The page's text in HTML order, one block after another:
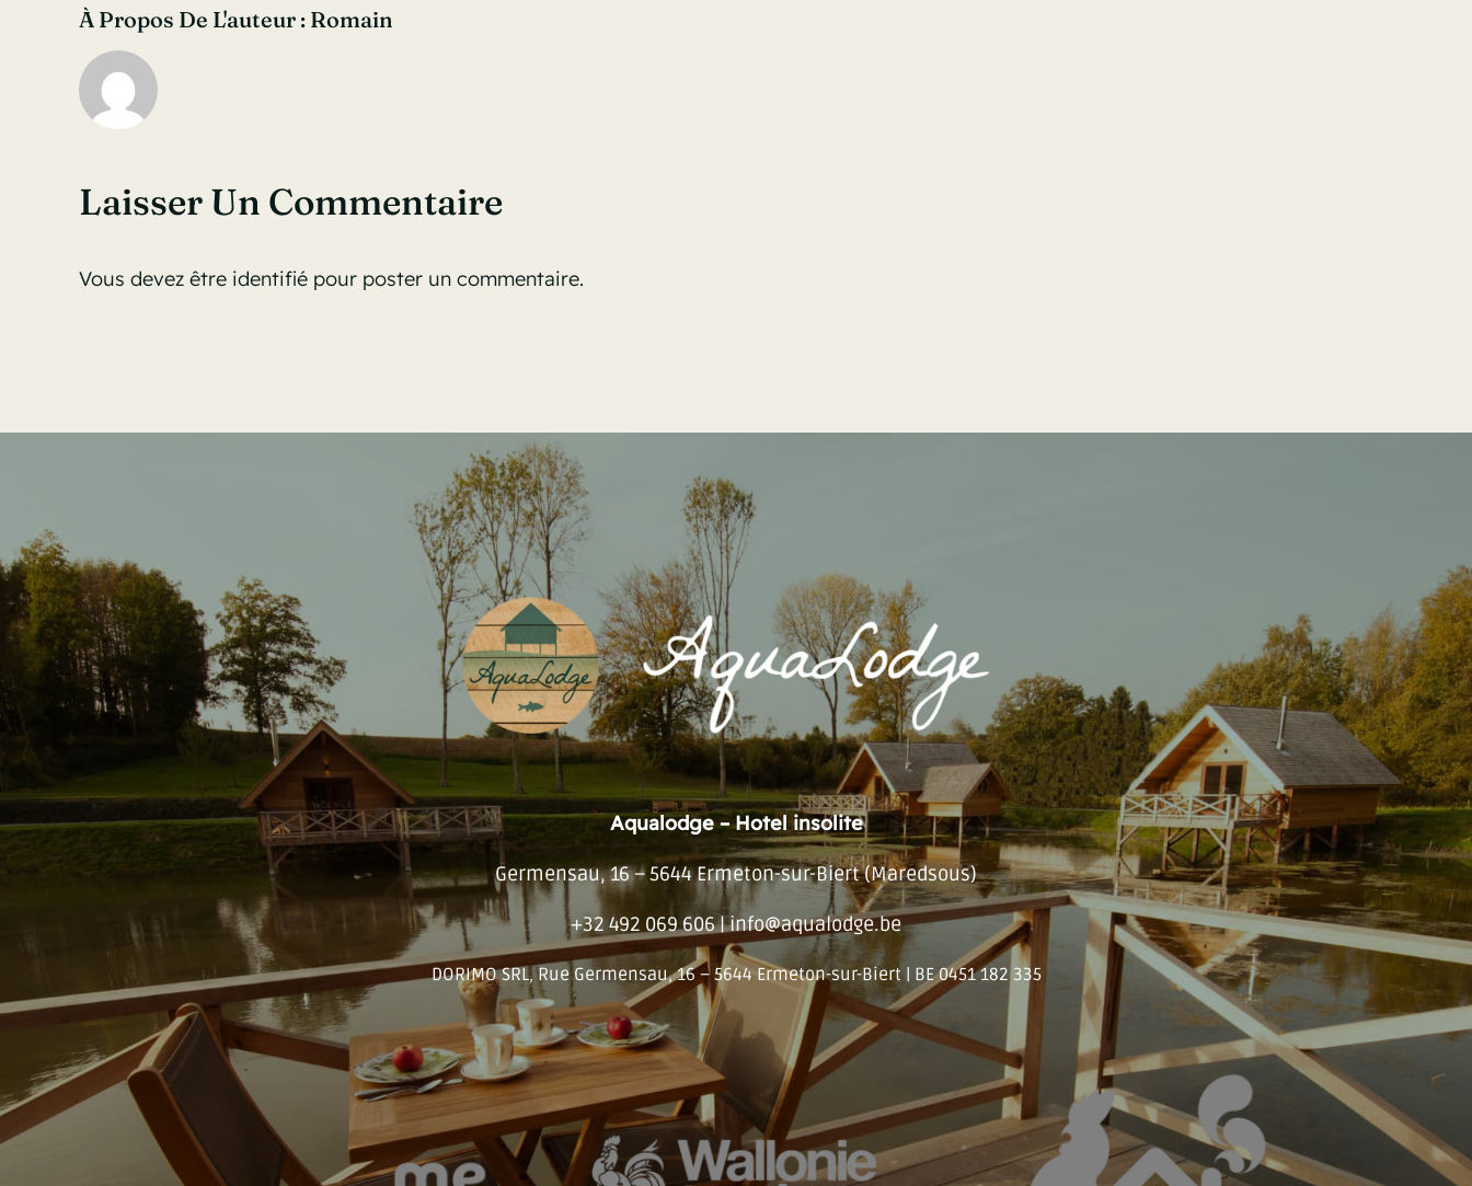
À Propos De L'auteur : Romain
Laisser Un Commentaire
Vous devez être identifié pour poster un commentaire.
Aqualodge – Hotel insolite
Germensau, 16 – 5644 Ermeton-sur-Biert (Maredsous)
+32 492 069 606 | info@aqualodge.be
DORIMO SRL, Rue Germensau, 16 – 5644 Ermeton-sur-Biert | BE 0451 182 335